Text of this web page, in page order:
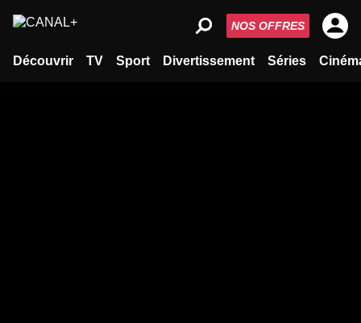
Découvrir TV Sport Divertissement Séries
NOS OFFRES